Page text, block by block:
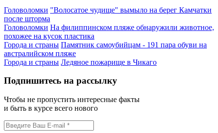
Головоломки "Волосатое чудище" вымыло на берег Камчатки
после шторма
Головоломки На филиппинском пляже обнаружили животное,
похожее на кусок пластика
Города и страны Памятник самоубийцам - 191 пара обуви на
австралийском пляже
Города и страны Ледяное пожарище в Чикаго
Подпишитесь на рассылку
Чтобы не пропустить интересные факты
и быть в курсе всего нового